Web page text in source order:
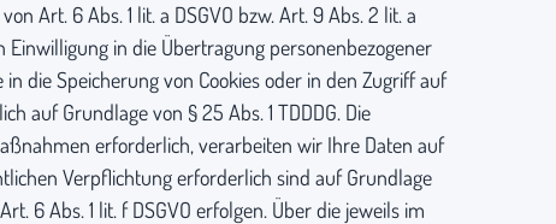
Art. 6 Abs. 1 lit. a DSGVO bzw. Art. 9 Abs. 2 lit. a
Einwilligung in die Übertragung personenbezogener
die Speicherung von Cookies oder in den Zugriff auf
auf Grundlage von § 25 Abs. 1 TDDDG. Die
erforderlich, verarbeiten wir Ihre Daten auf
Verpflichtung erforderlich sind auf Grundlage
6 Abs. 1 lit. f DSGVO erfolgen. Über die jeweils im